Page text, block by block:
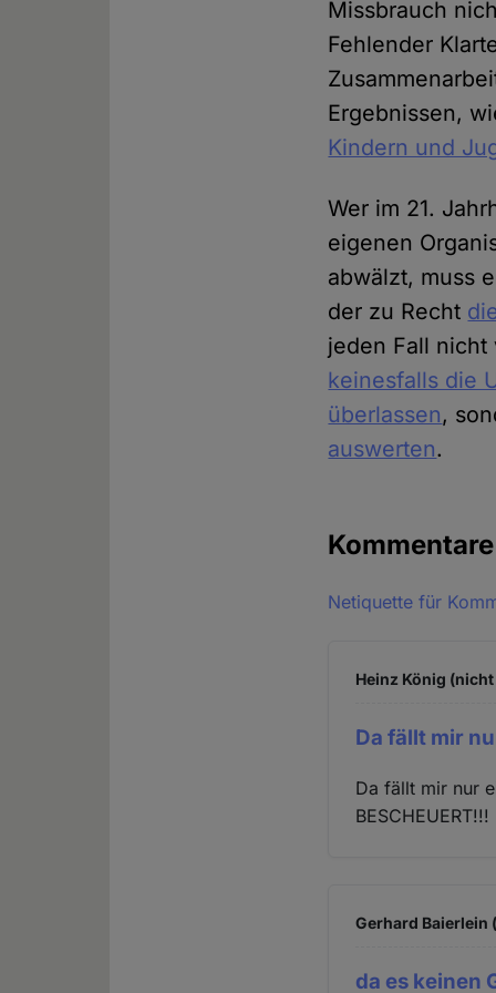
Missbrauch
Fehlender
Ergebnissen,
Kindern und
Wer im 21.
eigenen
abwälzt, muss
der zu Recht
jeden Fall nicht
keinesfalls die
überlassen,
auswerten.
Kommentare
Netiquette für
Heinz König
Da fällt mir
Da fällt mir nur
BESCHEUERT!!!
Gerhard
da es keinen